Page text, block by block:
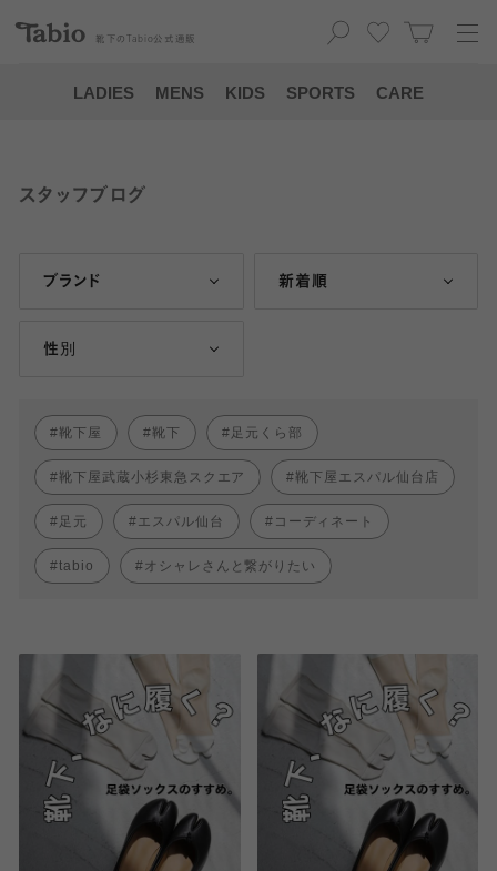
靴下の Tabio 公式通販
LADIES MENS KIDS SPORTS CARE
スタッフブログ
ブランド 新着順
性別
靴下屋 靴下 足元くら部
靴下屋武蔵小杉東急スクエア 靴下屋エスパル仙台店
足元 エスパル仙台 コーディネート
tabio オシャレさんと繋がりたい